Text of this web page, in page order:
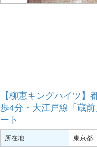
【柳恵キングハイツ
歩4分・大江戸線「蔵
ート
所在地 東京都